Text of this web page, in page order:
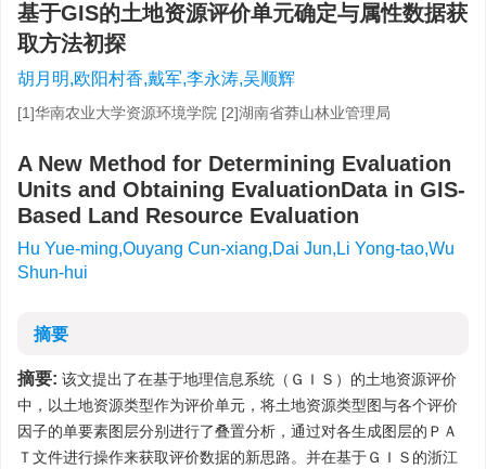
基于GIS的土地资源评价单元确定与属性数据获
取方法初探
胡月明,欧阳村香,戴军,李永涛,吴顺辉
[1]华南农业大学资源环境学院 [2]湖南省莽山林业管理局
A New Method for Determining Evaluation
Units and Obtaining EvaluationData in GIS-
Based Land Resource Evaluation
Hu Yue-ming,Ouyang Cun-xiang,Dai Jun,Li Yong-tao,Wu
Shun-hui
摘要
摘要: 该文提出了在基于地理信息系统（ＧＩＳ）的土地资源评价
中，以土地资源类型作为评价单元，将土地资源类型图与各个评价
因子的单要素图层分别进行了叠置分析，通过对各生成图层的ＰＡ
Ｔ文件进行操作来获取评价数据的新思路。并在基于ＧＩＳ的浙江